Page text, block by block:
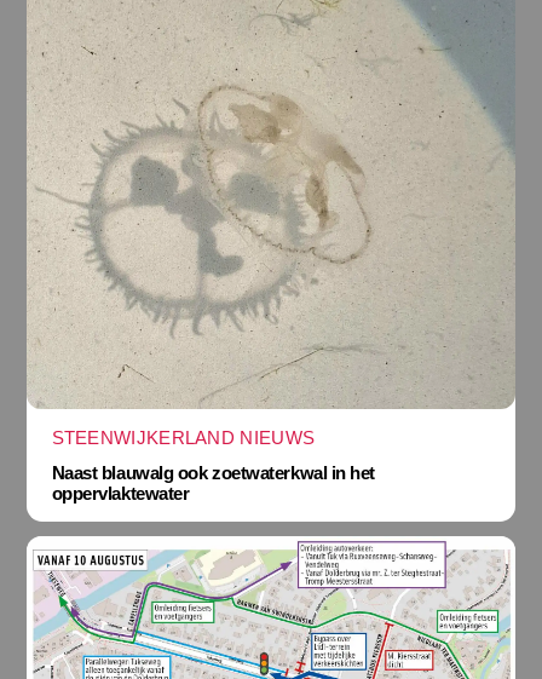
STEENWIJKERLAND NIEUWS
Naast blauwalg ook zoetwaterkwal in het
oppervlaktewater